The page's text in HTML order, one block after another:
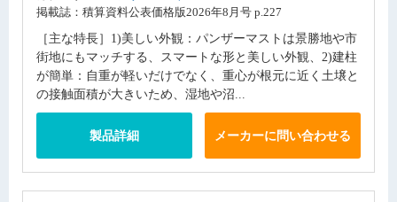
掲載誌：積算資料公表価格版2026年8月号 p.227
［主な特長］1)美しい外観：パンザーマストは景勝地や市
街地にもマッチする、スマートな形と美しい外観、2)建柱
が簡単：自重が軽いだけでなく、重心が根元に近く土壌と
の接触面積が大きいため、湿地や沼...
製品詳細 メーカーに問い合わせる